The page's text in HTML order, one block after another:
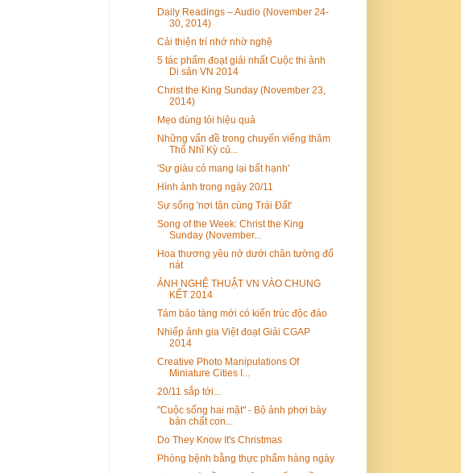
Daily Readings – Audio (November 24-
30, 2014)
Cải thiện trí nhớ nhờ nghệ
5 tác phẩm đoạt giải nhất Cuộc thi ảnh
Di sản VN 2014
Christ the King Sunday (November 23,
2014)
Mẹo dùng tỏi hiệu quả
Những vấn đề trong chuyến viếng thăm
Thổ Nhĩ Kỳ củ...
'Sự giàu có mang lại bất hạnh'
Hình ảnh trong ngày 20/11
Sự sống 'nơi tận cùng Trái Đất'
Song of the Week: Christ the King
Sunday (November...
Hoa thương yêu nở dưới chân tường đổ
nát
ẢNH NGHỆ THUẬT VN VÀO CHUNG
KẾT 2014
Tám bảo tàng mới có kiến trúc độc đáo
Nhiếp ảnh gia Việt đoạt Giải CGAP
2014
Creative Photo Manipulations Of
Miniature Cities I...
20/11 sắp tới...
"Cuộc sống hai mặt" - Bộ ảnh phơi bày
bản chất con...
Do They Know It's Christmas
Phòng bệnh bằng thực phẩm hàng ngày